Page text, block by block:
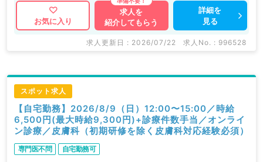
お気に入り
求人を
紹介してもらう
詳細を
見る
求人更新日 : 2026/07/22 求人No. : 996528
スポット求人
【自宅勤務】2026/8/9（日）12:00〜15:00／時給
6,500円(最大時給9,300円)+診療件数手当／オンライ
ン診療／皮膚科（初期研修を除く皮膚科対応経験必須）
専門医不問 自宅勤務可